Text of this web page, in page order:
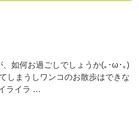
如何お過ごしでしょうか(｡･ω･｡)
しまうしワンコのお散歩はできな
ライラ …